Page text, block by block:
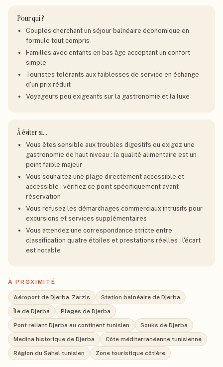
Pour qui ?
Couples cherchant un séjour balnéaire économique en
formule tout compris
Familles avec enfants en bas âge acceptant un confort
simple
Touristes tolérants aux faiblesses de service en échange
d'un prix réduit
Voyageurs peu exigeants sur la gastronomie et la luxe
À éviter si…
Vous êtes sensible aux troubles digestifs ou exigez une
gastronomie de haut niveau : la qualité alimentaire est un
point faible majeur
Vous souhaitez une plage directement accessible et
accessible : vérifiez ce point spécifiquement avant
réservation
Vous refusez les démarchages commerciaux intrusifs pour
excursions et services supplémentaires
Vous attendez une correspondance stricte entre
classification quatre étoiles et prestations réelles : l'écart
est notable
À PROXIMITÉ
Aéroport de Djerba-Zarzis
Station balnéaire de Djerba
Île de Djerba
Plages de Djerba
Pont reliant Djerba au continent tunisien
Souks de Djerba
Medina historique de Djerba
Côte méditerranéenne tunisienne
Région du Sahel tunisien
Zone touristique côtière